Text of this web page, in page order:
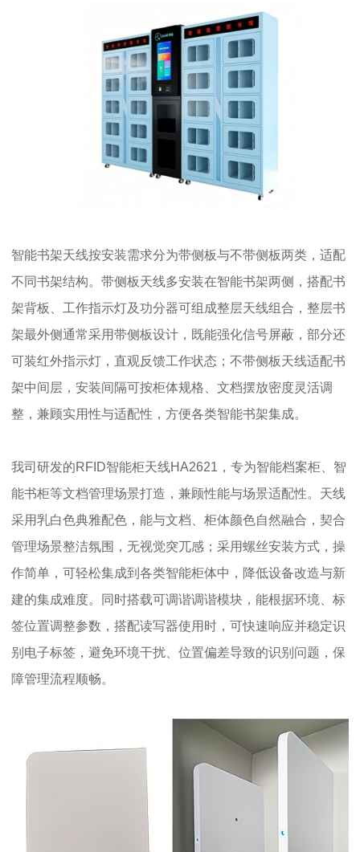
智能书架天线按安装需求分为带侧板与不带侧板两类，适配
不同书架结构。带侧板天线多安装在智能书架两侧，搭配书
架背板、工作指示灯及功分器可组成整层天线组合，整层书
架最外侧通常采用带侧板设计，既能强化信号屏蔽，部分还
可装红外指示灯，直观反馈工作状态；不带侧板天线适配书
架中间层，安装间隔可按柜体规格、文档摆放密度灵活调
整，兼顾实用性与适配性，方便各类智能书架集成。
我司研发的RFID智能柜天线HA2621，专为智能档案柜、智
能书柜等文档管理场景打造，兼顾性能与场景适配性。天线
采用乳白色典雅配色，能与文档、柜体颜色自然融合，契合
管理场景整洁氛围，无视觉突兀感；采用螺丝安装方式，操
作简单，可轻松集成到各类智能柜体中，降低设备改造与新
建的集成难度。同时搭载可调谐调谐模块，能根据环境、标
签位置调整参数，搭配读写器使用时，可快速响应并稳定识
别电子标签，避免环境干扰、位置偏差导致的识别问题，保
障管理流程顺畅。